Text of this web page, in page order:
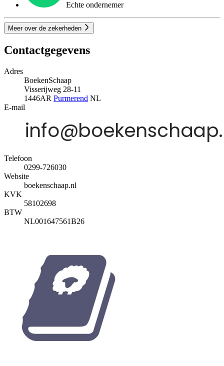
Echte ondernemer
Meer over de zekerheden
Contactgegevens
Adres
BoekenSchaap
Visserijweg 28-11
1446AR Purmerend NL
E-mail
Telefoon
0299-726030
Website
boekenschaap.nl
KVK
58102698
BTW
NL001647561B26